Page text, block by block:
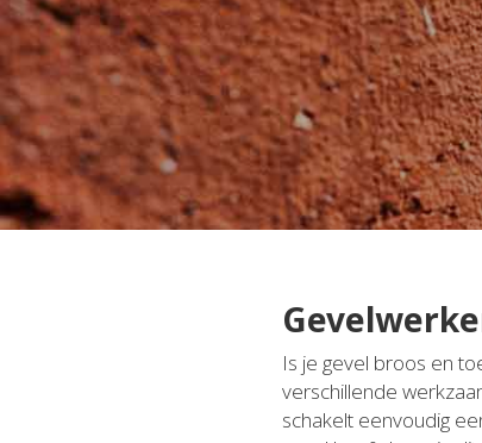
Is je gevel broos en
verschillende
schakelt eenvoudig